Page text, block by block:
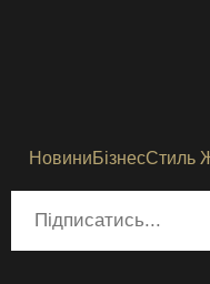
НовиниБізнесСтиль